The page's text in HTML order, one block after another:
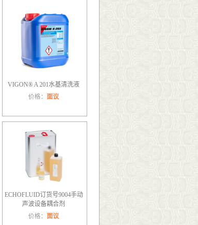
VIGON® A 201水基清洗液
价格： 面议
ECHOFLUID订货号9004手动
声波设备耦合剂
价格： 面议